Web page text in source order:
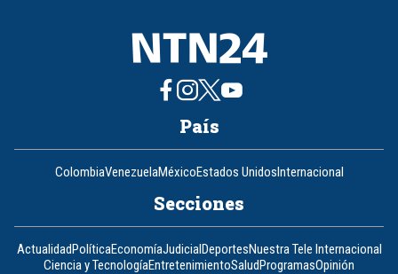
País
ColombiaVenezuelaMéxicoEstados UnidosInternacional
Secciones
ActualidadPolíticaEconomíaJudicialDeportesNuestra Tele Internacional
Ciencia y TecnologíaEntretenimientoSaludProgramasOpinión